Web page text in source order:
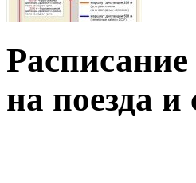
на поезда